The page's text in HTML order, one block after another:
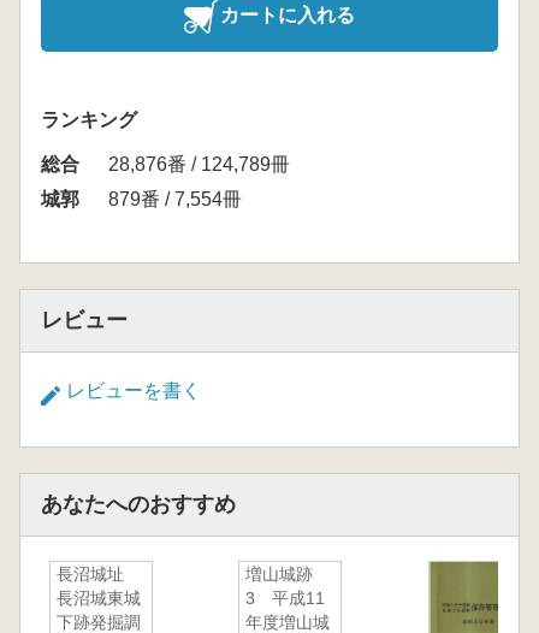
カートに入れる
ランキング
総合
28,876番 / 124,789冊
城郭
879番 / 7,554冊
レビュー
レビューを書く
あなたへのおすすめ
長沼城址
長沼城東城
下跡発掘調
増山城跡
3 平成11
年度増山城